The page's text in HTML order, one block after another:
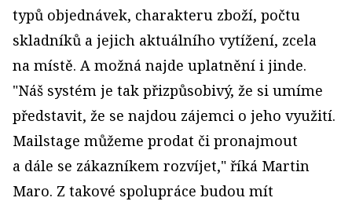
typů objednávek, charakteru zboží, počtu
skladníků a jejich aktuálního vytížení, zcela
na místě. A možná najde uplatnění i jinde.
"Náš systém je tak přizpůsobivý, že si umíme
představit, že se najdou zájemci o jeho využití.
Mailstage můžeme prodat či pronajmout
a dále se zákazníkem rozvíjet," říká Martin
Maro. Z takové spolupráce budou mít